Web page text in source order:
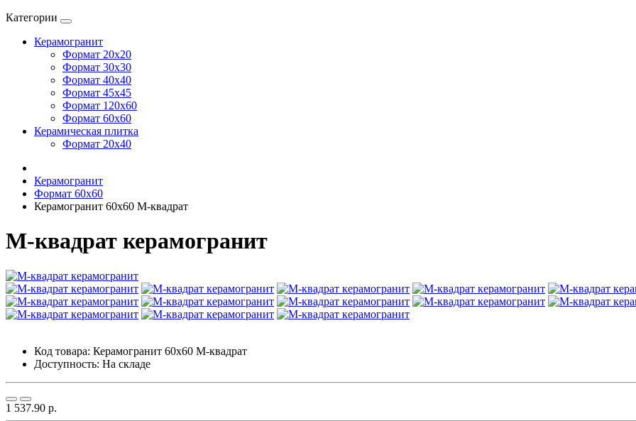
Категории
Керамогранит
Формат 20х20
Формат 30х30
Формат 40х40
Формат 45х45
Формат 120х60
Формат 60х60
Керамическая плитка
Формат 20х40
Керамогранит
Формат 60х60
Керамогранит 60х60 М-квадрат
М-квадрат керамогранит
Код товара: Керамогранит 60х60 М-квадрат
Доступность: На складе
1 537.90 р.